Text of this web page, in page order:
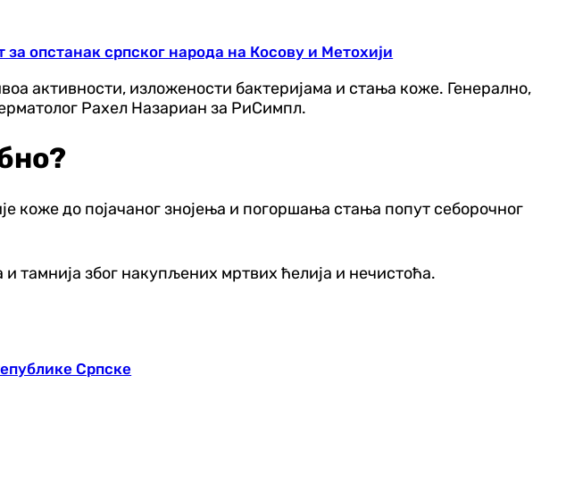
опстанак српског народа на Косову и Метохији
активности, изложености бактеријама и стања коже. Генерално,
Рахел Назариан за РиСимпл.
коже до појачаног знојења и погоршања стања попут себорочног
тамнија због накупљених мртвих ћелија и нечистоћа.
Српске